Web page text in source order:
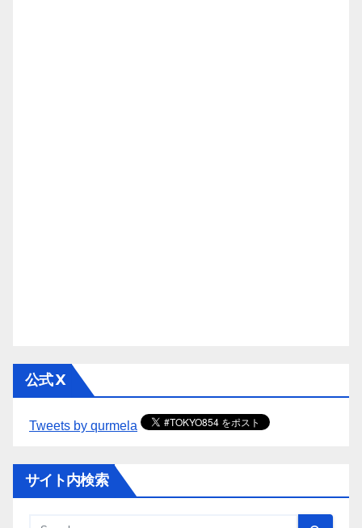
公式 X
Tweets by qurmela
サイト内検索